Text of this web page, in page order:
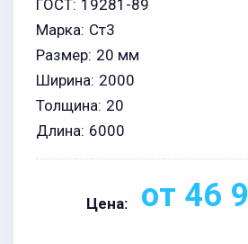
ГОСТ: 19281-89
Марка: Ст3
Размер: 20 мм
Ширина: 2000
Толщина: 20
Длина: 6000
Цена: от 46